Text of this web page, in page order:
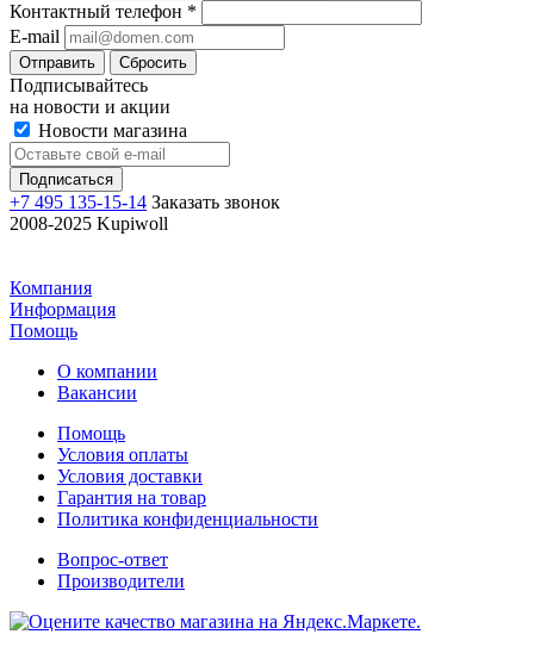
Контактный телефон *
E-mail
Отправить Сбросить
Подписывайтесь
на новости и акции
Новости магазина
+7 495 135-15-14 Заказать звонок
2008-2025 Kupiwoll
Компания
Информация
Помощь
О компании
Вакансии
Помощь
Условия оплаты
Условия доставки
Гарантия на товар
Политика конфиденциальности
Вопрос-ответ
Производители